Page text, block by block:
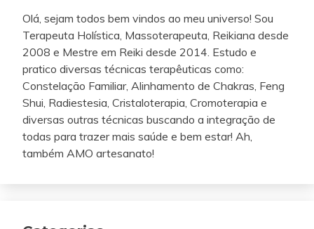
Olá, sejam todos bem vindos ao meu universo! Sou
Terapeuta Holística, Massoterapeuta, Reikiana desde
2008 e Mestre em Reiki desde 2014. Estudo e
pratico diversas técnicas terapêuticas como:
Constelação Familiar, Alinhamento de Chakras, Feng
Shui, Radiestesia, Cristaloterapia, Cromoterapia e
diversas outras técnicas buscando a integração de
todas para trazer mais saúde e bem estar! Ah,
também AMO artesanato!